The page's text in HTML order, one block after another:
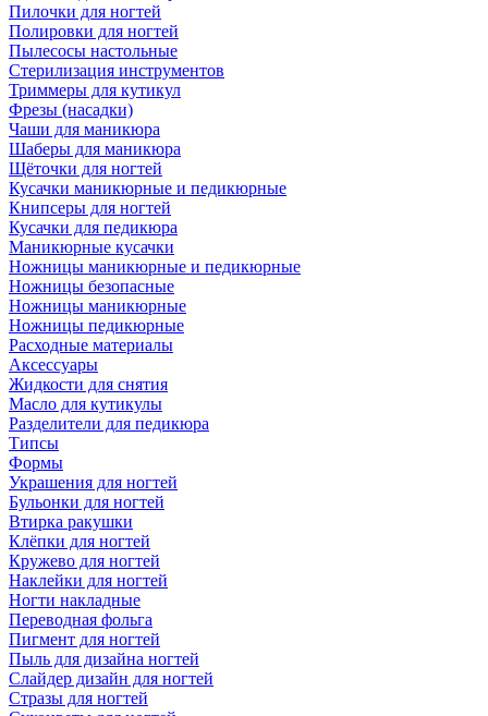
Пилочки для ногтей
Полировки для ногтей
Пылесосы настольные
Стерилизация инструментов
Триммеры для кутикул
Фрезы (насадки)
Чаши для маникюра
Шаберы для маникюра
Щёточки для ногтей
Кусачки маникюрные и педикюрные
Книпсеры для ногтей
Кусачки для педикюра
Маникюрные кусачки
Ножницы маникюрные и педикюрные
Ножницы безопасные
Ножницы маникюрные
Ножницы педикюрные
Расходные материалы
Аксессуары
Жидкости для снятия
Масло для кутикулы
Разделители для педикюра
Типсы
Формы
Украшения для ногтей
Бульонки для ногтей
Втирка ракушки
Клёпки для ногтей
Кружево для ногтей
Наклейки для ногтей
Ногти накладные
Переводная фольга
Пигмент для ногтей
Пыль для дизайна ногтей
Слайдер дизайн для ногтей
Стразы для ногтей